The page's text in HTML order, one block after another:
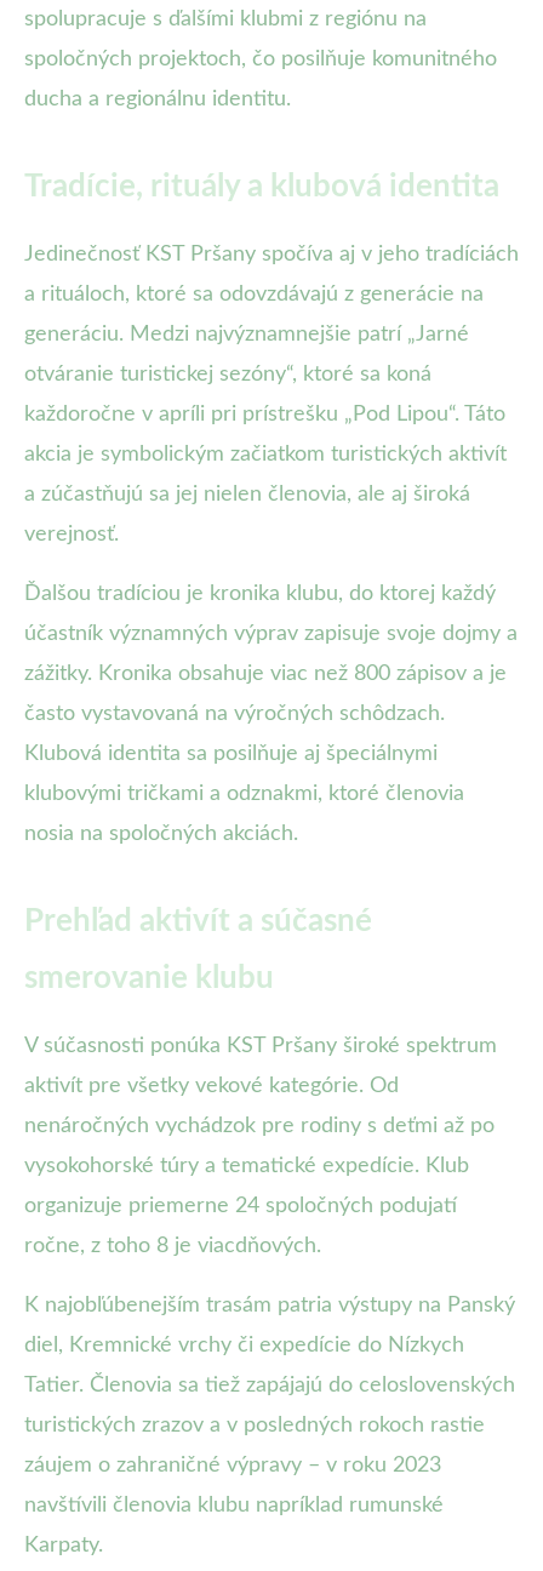
spolupracuje s ďalšími klubmi z regiónu na
spoločných projektoch, čo posilňuje komunitného
ducha a regionálnu identitu.
Tradície, rituály a klubová identita
Jedinečnosť KST Pršany spočíva aj v jeho tradíciách
a rituáloch, ktoré sa odovzdávajú z generácie na
generáciu. Medzi najvýznamnejšie patrí „Jarné
otváranie turistickej sezóny“, ktoré sa koná
každoročne v apríli pri prístrešku „Pod Lipou“. Táto
akcia je symbolickým začiatkom turistických aktivít
a zúčastňujú sa jej nielen členovia, ale aj široká
verejnosť.
Ďalšou tradíciou je kronika klubu, do ktorej každý
účastník významných výprav zapisuje svoje dojmy a
zážitky. Kronika obsahuje viac než 800 zápisov a je
často vystavovaná na výročných schôdzach.
Klubová identita sa posilňuje aj špeciálnymi
klubovými tričkami a odznakmi, ktoré členovia
nosia na spoločných akciách.
Prehľad aktivít a súčasné
smerovanie klubu
V súčasnosti ponúka KST Pršany široké spektrum
aktivít pre všetky vekové kategórie. Od
nenáročných vychádzok pre rodiny s deťmi až po
vysokohorské túry a tematické expedície. Klub
organizuje priemerne 24 spoločných podujatí
ročne, z toho 8 je viacdňových.
K najobľúbenejším trasám patria výstupy na Panský
diel, Kremnické vrchy či expedície do Nízkych
Tatier. Členovia sa tiež zapájajú do celoslovenských
turistických zrazov a v posledných rokoch rastie
záujem o zahraničné výpravy – v roku 2023
navštívili členovia klubu napríklad rumunské
Karpaty.